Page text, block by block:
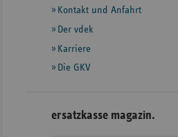
InformationenKontakt und Anfahrt
Der vdek
Karriere
Die GKV
ersatzkasse magazin.